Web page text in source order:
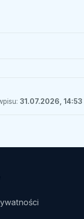
31.07.2026, 14:53